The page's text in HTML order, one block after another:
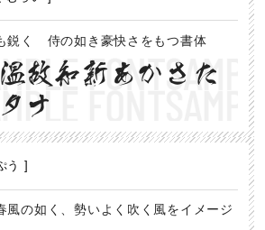
鋭く 侍の如き豪快さをもつ書体
故知新あかさた
ナ
う ]
風の如く、勢いよく吹く風をイメージ